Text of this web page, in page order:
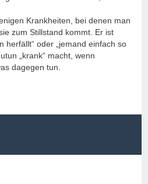
Krankheiten, bei denen man
zum Stillstand kommt. Er ist
herfällt“ oder „jemand einfach so
„krank“ macht, wenn
dagegen tun.